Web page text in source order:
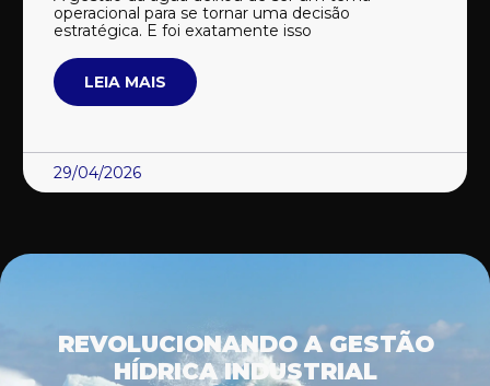
operacional para se tornar uma decisão
estratégica. E foi exatamente isso
LEIA MAIS
29/04/2026
REVOLUCIONANDO A GESTÃO
HÍDRICA INDUSTRIAL